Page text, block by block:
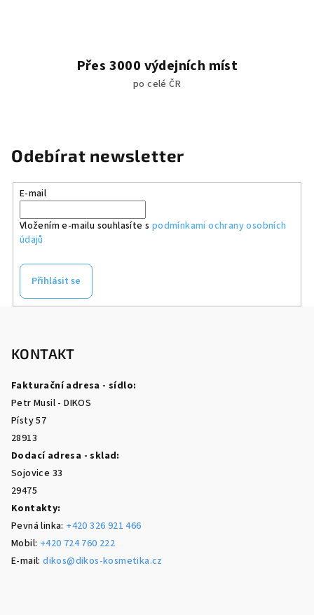
Přes 3000 výdejních míst
po celé ČR
Odebírat newsletter
E-mail
Vložením e-mailu souhlasíte s podmínkami ochrany osobních
údajů
Přihlásit se
KONTAKT
Fakturační adresa - sídlo:
Petr Musil - DIKOS
Písty 57
28913
Dodací adresa - sklad:
Sojovice 33
29475
Kontakty:
Pevná linka: +420 326 921 466
Mobil: +420 724 760 222
E-mail:dikos@dikos-kosmetika.cz